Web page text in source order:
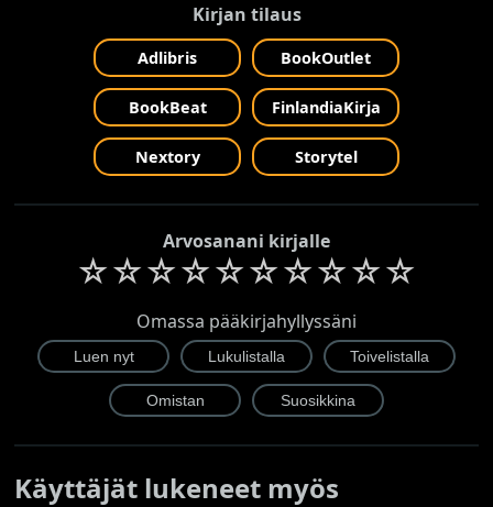
Kirjan tilaus
Adlibris BookOutlet
BookBeat FinlandiaKirja
Nextory Storytel
Arvosanani kirjalle
☆☆☆☆☆☆☆☆☆☆
Omassa pääkirjahyllyssäni
Käyttäjät lukeneet myös